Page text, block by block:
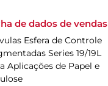
de dados de vendas
Esfera de Controle
Series 19/19L
Aplicações de Papel e